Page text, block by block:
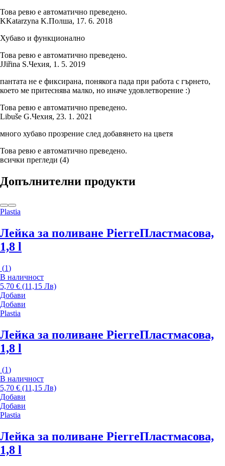
Това ревю е автоматично преведено.
KKatarzyna K.Полша, 17. 6. 2018
Хубаво и функционално
Това ревю е автоматично преведено.
JJiřina S.Чехия, 1. 5. 2019
пантата не е фиксирана, понякога пада при работа с гърнето,
което ме притеснява малко, но иначе удовлетворение :)
Това ревю е автоматично преведено.
Libuše G.Чехия, 23. 1. 2021
много хубаво прозрение след добавянето на цветя
Това ревю е автоматично преведено.
всички прегледи (4)
Допълнителни продукти
Plastia
Лейка за поливане PierreПластмасова,
1,8 l
(1)
В наличност
5,70 € (11,15 Лв)
Добави
Добави
Plastia
Лейка за поливане PierreПластмасова,
1,8 l
(1)
В наличност
5,70 € (11,15 Лв)
Добави
Добави
Plastia
Лейка за поливане PierreПластмасова,
1,8 l